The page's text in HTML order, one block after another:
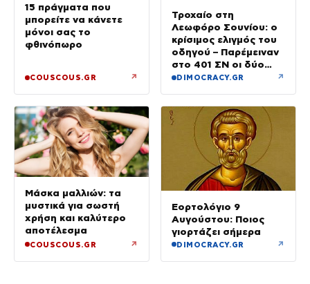
15 πράγματα που
μπορείτε να κάνετε
μόνοι σας το
φθινόπωρο
COUSCOUS.GR ↗
Τροχαίο στη
Λεωφόρο Σουνίου: ο
κρίσιμος ελιγμός του
οδηγού – Παρέμειναν
στο 401 ΣΝ οι δύο
αστυνομικοί
DIMOCRACY.GR ↗
Μάσκα μαλλιών: τα
μυστικά για σωστή
χρήση και καλύτερο
αποτέλεσμα
COUSCOUS.GR ↗
Εορτολόγιο 9
Αυγούστου: Ποιος
γιορτάζει σήμερα
DIMOCRACY.GR ↗